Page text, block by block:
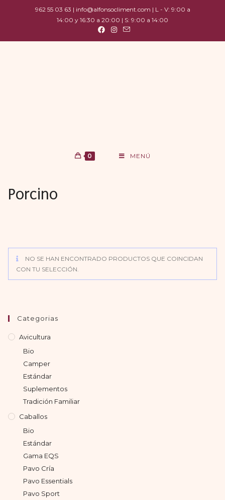
962 55 03 63 | info@alfonsocliment.com | L - V: 9:00 a
14:00 y 16:30 a 20:00 | S: 9:00 a 14:00
0 MENÚ
Porcino
NO SE HAN ENCONTRADO PRODUCTOS QUE COINCIDAN
CON TU SELECCIÓN.
Categorias
Avicultura
Bio
Camper
Estándar
Suplementos
Tradición Familiar
Caballos
Bio
Estándar
Gama EQS
Pavo Cría
Pavo Essentials
Pavo Sport